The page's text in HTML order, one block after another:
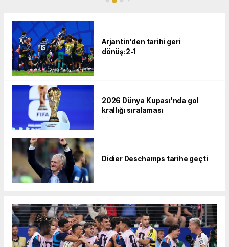
Arjantin'den tarihi geri
dönüş:2-1
2026 Dünya Kupası'nda gol
krallığı sıralaması
Didier Deschamps tarihe geçti